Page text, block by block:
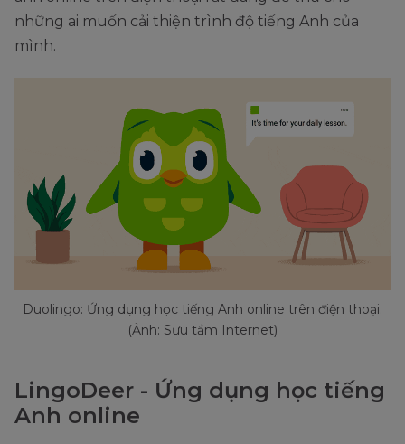
những ai muốn cải thiện trình độ tiếng Anh của
mình.
Duolingo: Ứng dụng học tiếng Anh online trên điện thoại.
(Ảnh: Sưu tầm Internet)
LingoDeer - Ứng dụng học tiếng
Anh online